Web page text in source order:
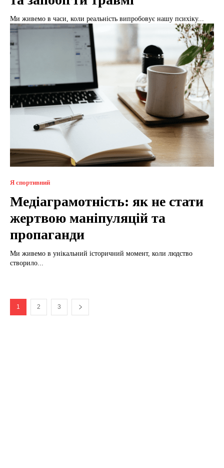
Ми живемо в часи, коли реальність випробовує нашу психіку...
Я спортивний
Медіаграмотність: як не стати
жертвою маніпуляцій та
пропаганди
Ми живемо в унікальний історичний момент, коли людство
створило...
1 2 3